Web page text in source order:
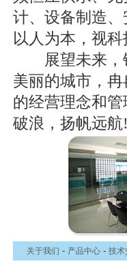
计、设备制造
以人为本，视
展望未来，锐
美丽的城市，
的经营理念和
破浪，扬帆远航!
关于我们 - 产品中心 - 技术